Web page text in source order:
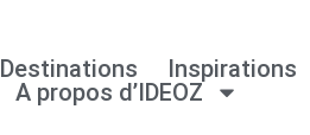
Destinations Inspirations
A propos d’IDEOZ